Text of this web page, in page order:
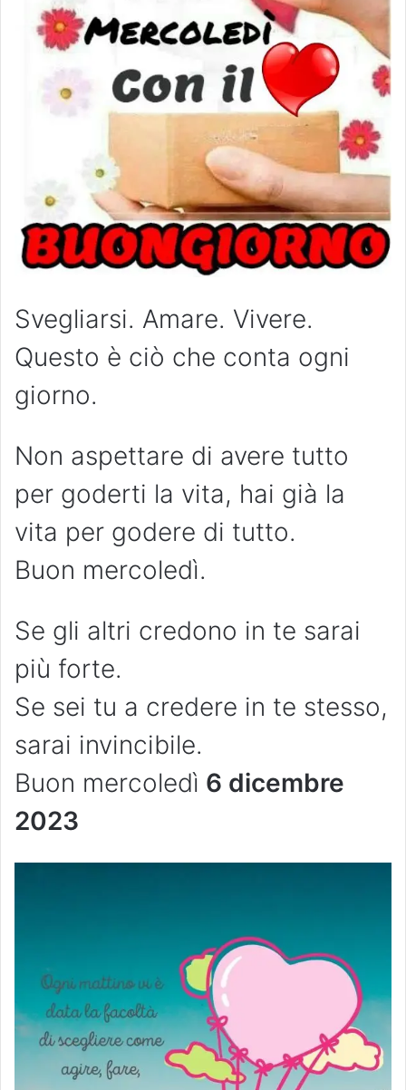
Svegliarsi. Amare. Vivere.
Questo è ciò che conta ogni
giorno.
Non aspettare di avere tutto
per goderti la vita, hai già la
vita per godere di tutto.
Buon mercoledì.
Se gli altri credono in te sarai
più forte.
Se sei tu a credere in te stesso,
sarai invincibile.
Buon mercoledì 6 dicembre
2023